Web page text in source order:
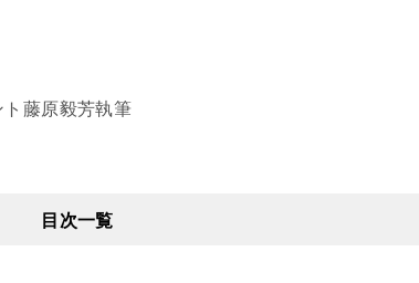
藤原毅芳執筆
目次一覧